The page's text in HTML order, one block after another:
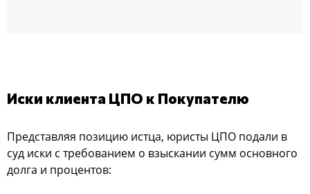
Иски клиента ЦПО к Покупателю
Представляя позицию истца, юристы ЦПО подали в
суд иски с требованием о взыскании сумм основного
долга и процентов: